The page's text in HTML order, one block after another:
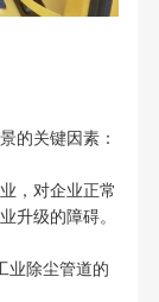
的关键因素：
，对企业正常
升级的障碍。
业除尘管道的